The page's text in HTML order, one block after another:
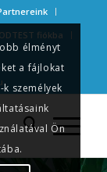
fiókba
élményt
a fájlokat
személyek
Ön